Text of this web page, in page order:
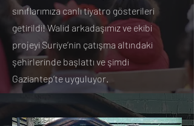
sınıflarımıza canlı tiyatro gösterileri
getirildi! Walid arkadaşımız ve ekibi
projeyi Suriye’nin çatışma altındaki
şehirlerinde başlattı ve şimdi
Gaziantep’te uyguluyor.